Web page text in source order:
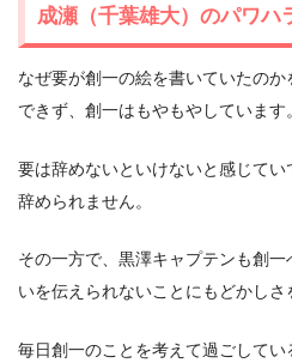
成瀬（千葉雄大）のパワハ
なぜ要が創一の絵を書いていたの
できず、創一はもやもやしています。
要は辞めないといけないと感じて
辞められません。
その一方で、黒澤キャプテンも創
いを伝えられないことにもどかしさ
毎日創一のことを考えて過ごしてい